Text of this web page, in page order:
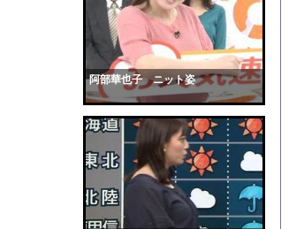
阿部華也子 ニット姿